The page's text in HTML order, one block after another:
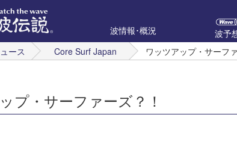
波情報･概況
波予
ース Core Surf Japan ワッツアップ・サーフ
プ・サーファーズ？！